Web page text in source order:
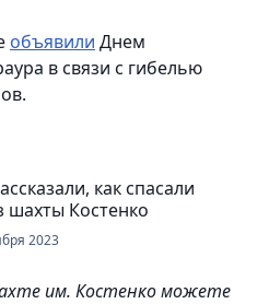
объявили Днем
в связи с гибелью
как спасали
шахты Костенко
2023
им. Костенко можете